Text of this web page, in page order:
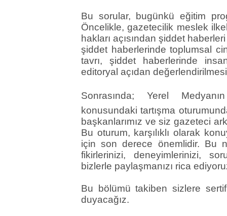
Bu sorular, bugünkü eğitim
Öncelikle, gazetecilik meslek
hakları açısından şiddet
şiddet haberlerinde toplumsal
tavrı, şiddet haberlerinde
editoryal açıdan
Sonrasında; Yerel
konusundaki tartışma
başkanlarımız ve siz gazeteci
Bu oturum, karşılıklı olarak
için son derece önemlidir. Bu
fikirlerinizi, deneyimlerinizi,
bizlerle paylaşmanızı rica
Bu bölümü takiben sizlere
duyacağız.